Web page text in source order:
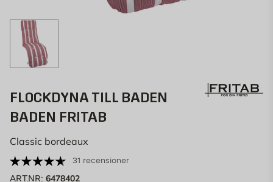
FLOCKDYNA TILL BADEN
BADEN FRITAB
Classic bordeaux
31 recensioner
ART.NR: 6478402